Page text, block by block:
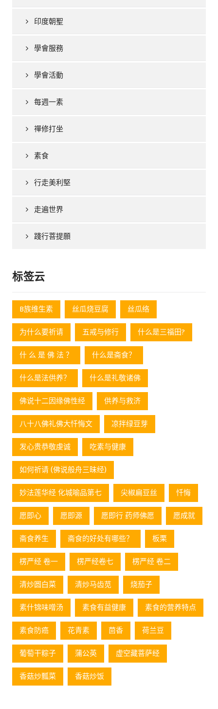
印度朝聖
學會服務
學會活動
每週一素
禪修打坐
素食
行走美利堅
走遍世界
踐行菩提願
标签云
B族维生素 丝瓜烧豆腐 丝瓜络
为什么要祈请 五戒与修行 什么是三福田?
什 么 是 佛 法 ？ 什么是斋食？
什么是法供养？ 什么是礼敬诸佛
佛说十二因缘佛性经 供养与救济
八十八佛礼佛大忏悔文 凉拌绿豆芽
发心贵恭敬虔诚 吃素与健康
如何祈请 (佛说般舟三昧经)
妙法莲华经 化城喻品第七 尖椒扁豆丝 忏悔
愿即心 愿即源 愿即行 药师佛愿 愿成就
斋食养生 斋食的好处有哪些？ 板栗
楞严经 卷一 楞严经卷七 楞严经 卷二
清炒圆白菜 清炒马齿苋 烧茄子
素什锦味噌汤 素食有益健康 素食的营养特点
素食防癌 花青素 茴香 荷兰豆
葡萄⼲粽⼦ 蒲公英 虚空藏菩萨经
香菇炒瓢菜 香菇炒饭